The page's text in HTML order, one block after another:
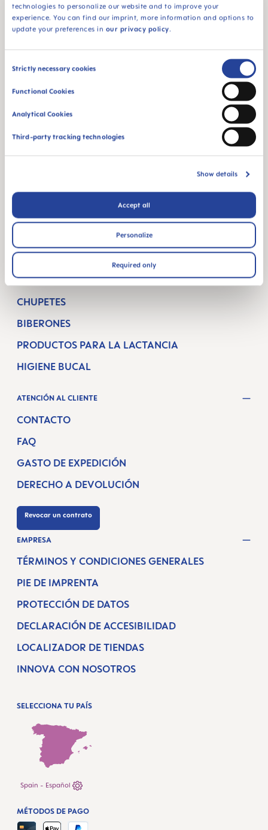
technologies to personalize our website and to improve your
experience. You can find our imprint, more information and options to
update your preferences in our privacy policy.
Consent
Strictly necessary cookies
Functional Cookies
Analytical Cookies
Third-party tracking technologies
Show details
Accept all
Personalize
Required only
1160 Vienna
Austria
SÍGUENOS
FACEBOOK
INSTAGRAM
YOUTUBE
SEMANAS DE EMBARAZO
NEWBORN CARE
LACTANCIA Y ALIMENTACIÓN
TIENDA
CHUPETES
BIBERONES
PRODUCTOS PARA LA LACTANCIA
HIGIENE BUCAL
ATENCIÓN AL CLIENTE
CONTACTO
FAQ
GASTO DE EXPEDICIÓN
DERECHO A DEVOLUCIÓN
Revocar un contrato
EMPRESA
TÉRMINOS Y CONDICIONES GENERALES
PIE DE IMPRENTA
PROTECCIÓN DE DATOS
DECLARACIÓN DE ACCESIBILIDAD
LOCALIZADOR DE TIENDAS
INNOVA CON NOSOTROS
SELECCIONA TU PAÍS
Spain - Español
MÉTODOS DE PAGO